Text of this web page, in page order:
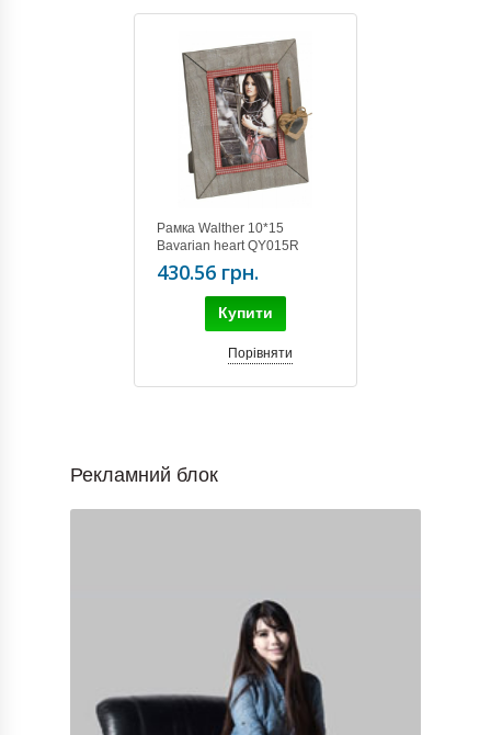
Рамка Walther 10*15
Bavarian heart QY015R
430.56 грн.
Купити
Порівняти
Рекламний блок